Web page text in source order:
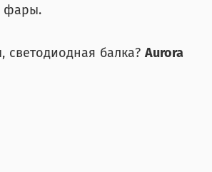
фары.
балка? Aurora